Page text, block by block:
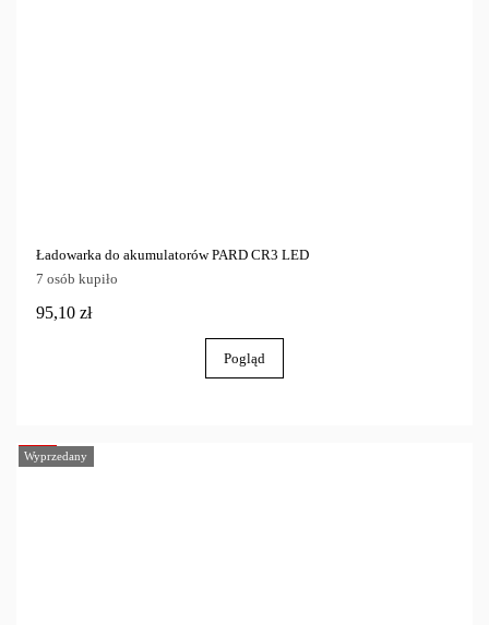
Ładowarka do akumulatorów PARD CR3 LED
7 osób kupiło
95,10 zł
Pogląd
-40%
Wyprzedany